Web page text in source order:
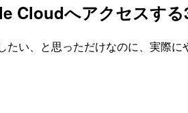
へアクセスする
い、と思っただけなのに、実際に